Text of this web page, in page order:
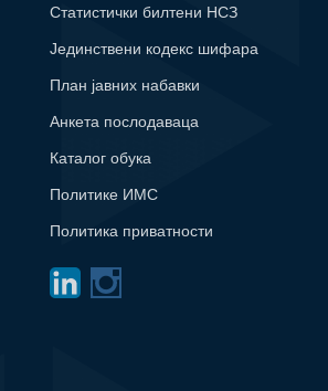
Статистички билтени НСЗ
Јединствени кодекс шифара
План јавних набавки
Анкета послодаваца
Каталог обука
Политике ИМС
Политика приватности